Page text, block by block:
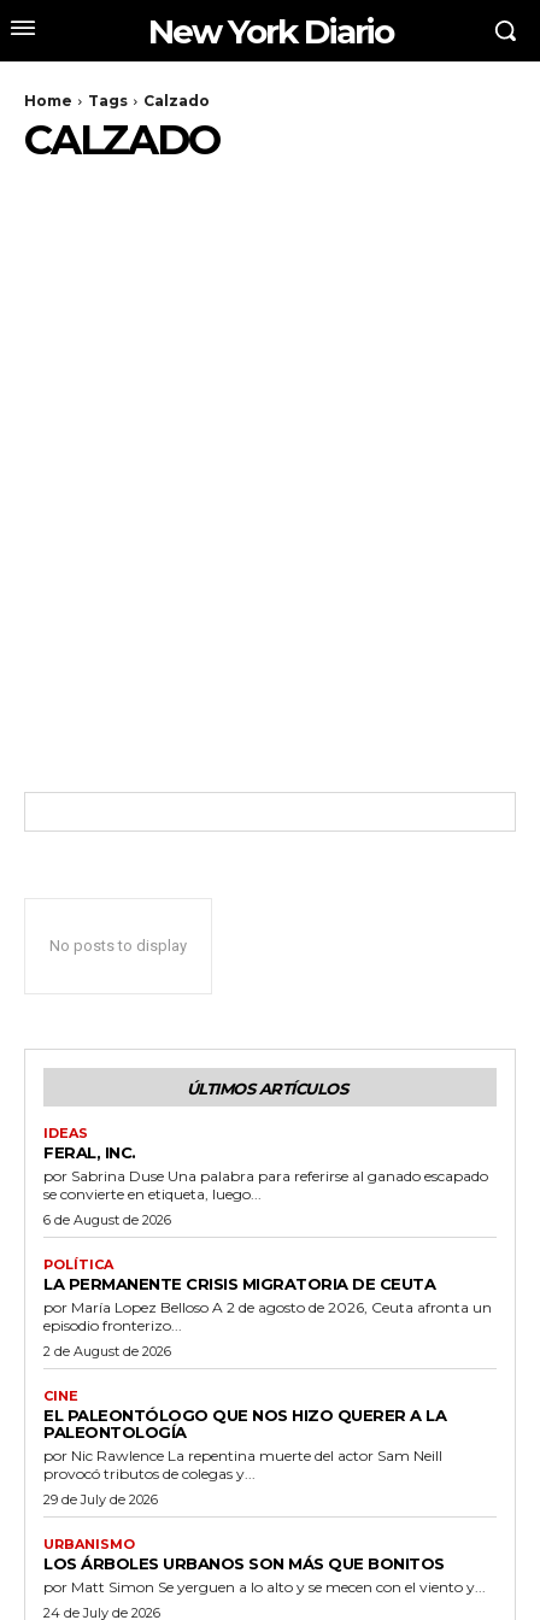
New York Diario
Home Tags Calzado
CALZADO
No posts to display
ÚLTIMOS ARTÍCULOS
IDEAS
FERAL, INC.
por Sabrina Duse Una palabra para referirse al ganado escapado
se convierte en etiqueta, luego...
6 de August de 2026
POLÍTICA
LA PERMANENTE CRISIS MIGRATORIA DE CEUTA
por María Lopez Belloso A 2 de agosto de 2026, Ceuta afronta un
episodio fronterizo...
2 de August de 2026
CINE
EL PALEONTÓLOGO QUE NOS HIZO QUERER A LA
PALEONTOLOGÍA
por Nic Rawlence La repentina muerte del actor Sam Neill
provocó tributos de colegas y...
29 de July de 2026
URBANISMO
LOS ÁRBOLES URBANOS SON MÁS QUE BONITOS
por Matt Simon Se yerguen a lo alto y se mecen con el viento y...
24 de July de 2026